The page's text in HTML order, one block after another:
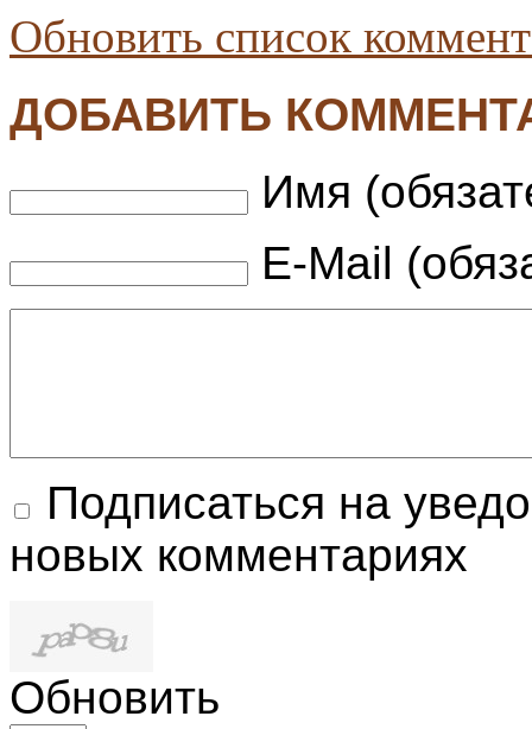
Обновить список
ДОБАВИТЬ
Имя
E-Mail
Подписаться на
новых комментариях
Обновить